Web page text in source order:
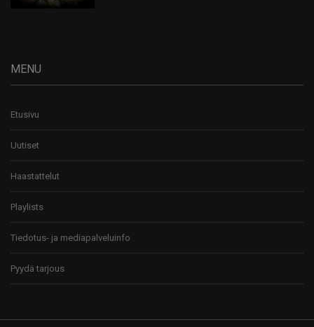
MENU
Etusivu
Uutiset
Haastattelut
Playlists
Tiedotus- ja mediapalveluinfo
Pyydä tarjous